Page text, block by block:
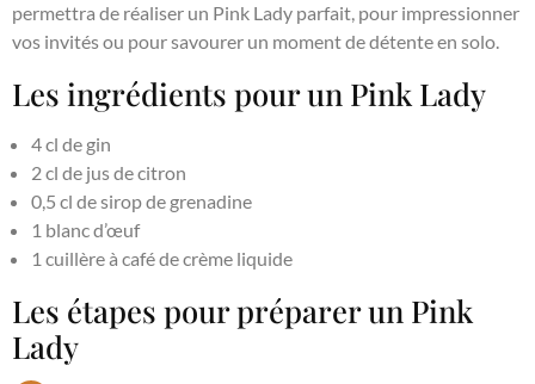
permettra de réaliser un Pink Lady parfait, pour impressionner
vos invités ou pour savourer un moment de détente en solo.
Les ingrédients pour un Pink Lady
4 cl de gin
2 cl de jus de citron
0,5 cl de sirop de grenadine
1 blanc d’œuf
1 cuillère à café de crème liquide
Les étapes pour préparer un Pink
Lady